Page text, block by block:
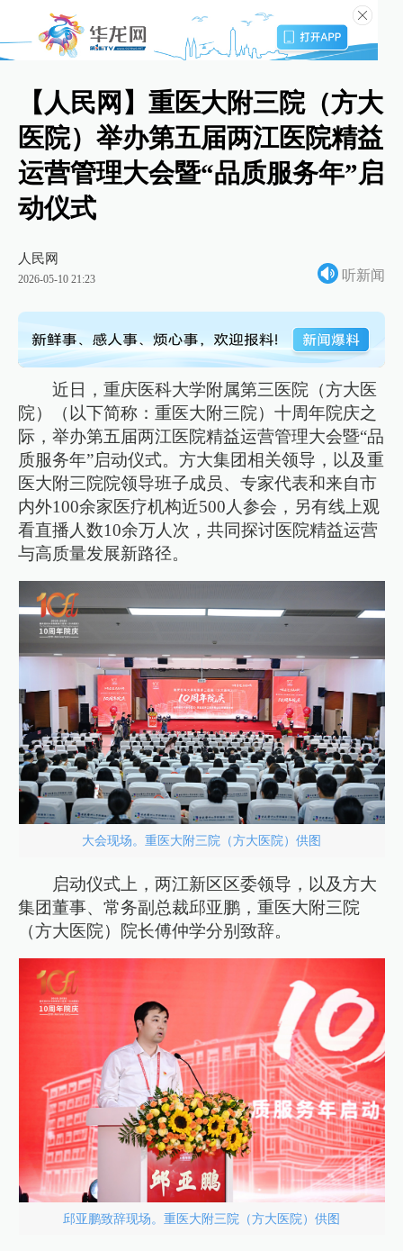
【人民网】重医大附三院（方大
医院）举办第五届两江医院精益
运营管理大会暨“品质服务年”启
动仪式
人民网
2026-05-10 21:23 听新闻
近日，重庆医科大学附属第三医院（方大医
院）（以下简称：重医大附三院）十周年院庆之
际，举办第五届两江医院精益运营管理大会暨“品
质服务年”启动仪式。方大集团相关领导，以及重
医大附三院院领导班子成员、专家代表和来自市
内外100余家医疗机构近500人参会，另有线上观
看直播人数10余万人次，共同探讨医院精益运营
与高质量发展新路径。
大会现场。重医大附三院（方大医院）供图
启动仪式上，两江新区区委领导，以及方大
集团董事、常务副总裁邱亚鹏，重医大附三院
（方大医院）院长傅仲学分别致辞。
邱亚鹏致辞现场。重医大附三院（方大医院）供图